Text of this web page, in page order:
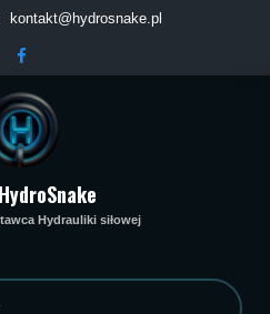
kontakt@hydrosnake.pl
Hydrauliki siłowej